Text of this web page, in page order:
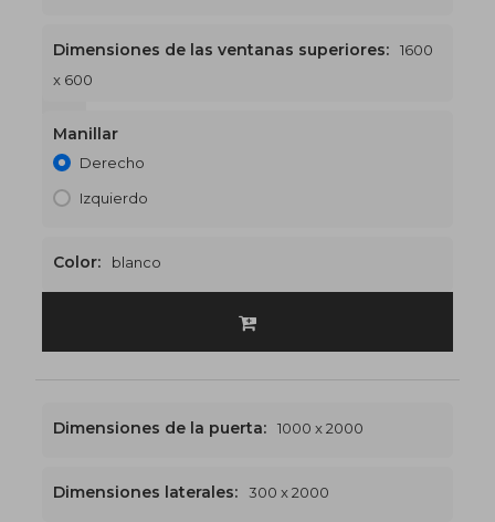
Dimensiones de las ventanas superiores:
1600
x 600
Manillar
Derecho
Izquierdo
Color: blanco
Dimensiones de la puerta: 1000 x 2000
Dimensiones laterales: 300 x 2000